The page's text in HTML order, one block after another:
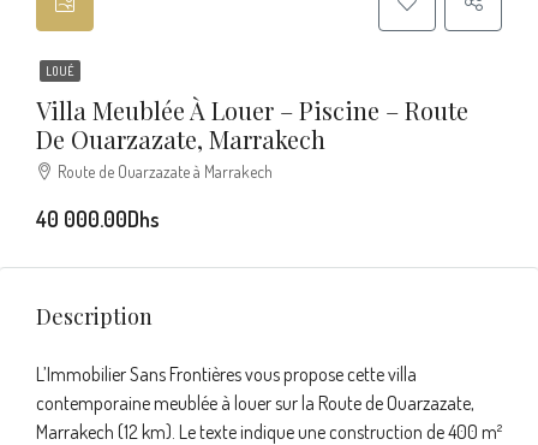
LOUÉ
Villa Meublée À Louer – Piscine – Route
De Ouarzazate, Marrakech
Route de Ouarzazate à Marrakech
40 000.00Dhs
Description
L’Immobilier Sans Frontières vous propose cette villa
contemporaine meublée à louer sur la Route de Ouarzazate,
Marrakech (12 km). Le texte indique une construction de 400 m²